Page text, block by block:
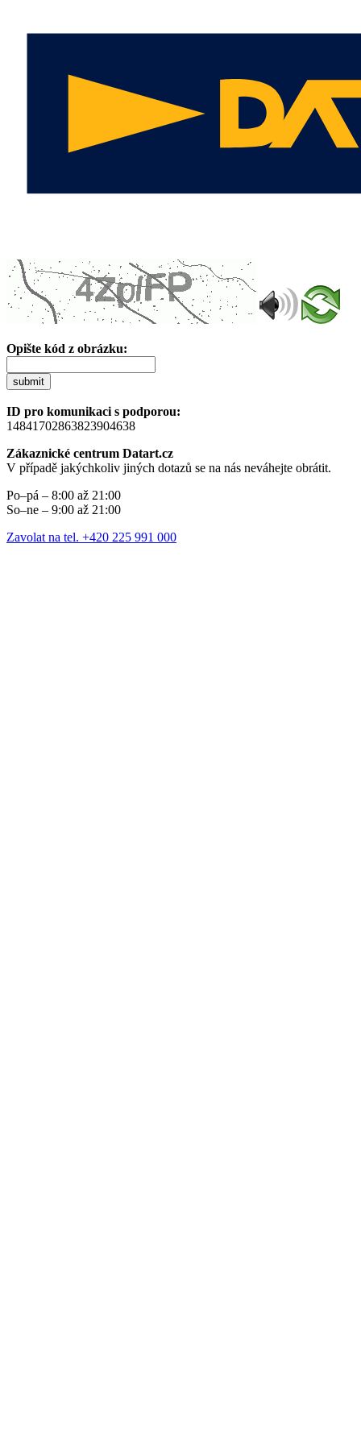
Opište kód z obrázku:
submit
ID pro komunikaci s podporou:
14841702863823904638
Zákaznické centrum Datart.cz
V případě jakýchkoliv jiných dotazů se na nás neváhejte obrátit.
Po–pá – 8:00 až 21:00
So–ne – 9:00 až 21:00
Zavolat na tel. +420 225 991 000